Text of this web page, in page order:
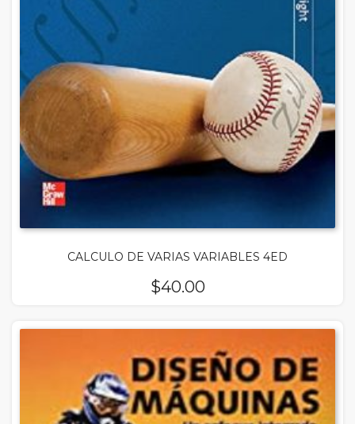
CALCULO DE VARIAS VARIABLES 4ED
$40.00